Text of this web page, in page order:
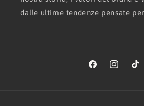
dalle ultime tendenze pensate
FacebookInstagram